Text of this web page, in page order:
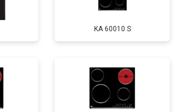
KA 60010 S